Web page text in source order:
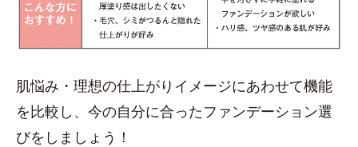
肌悩み・理想の仕上がりイメージにあわせて機能
を比較し、今の自分に合ったファンデーション選
びをしましょう！